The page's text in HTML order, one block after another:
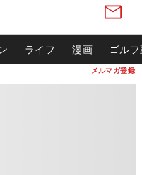
メルマガ登録
ライフ 漫画 ゴル